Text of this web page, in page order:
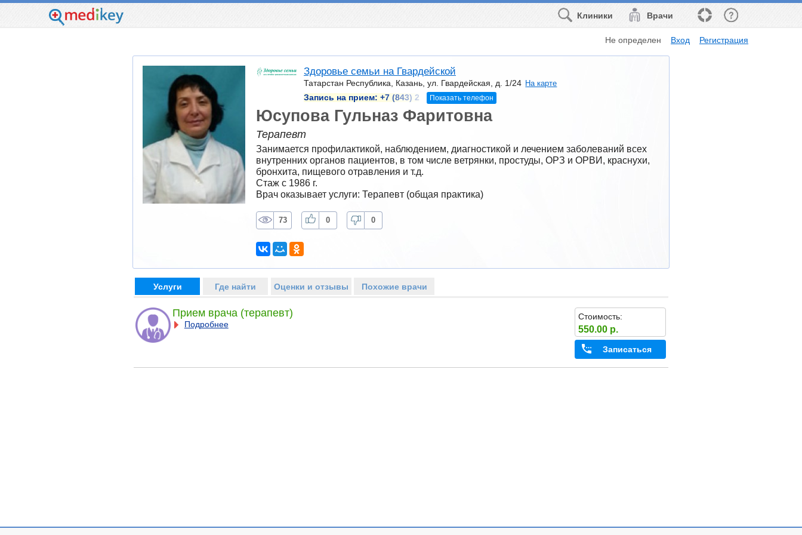
Врачи
Клиники
Не определен Вход Регистрация
Здоровье семьи на Гвардейской
Татарстан Республика, Казань, ул. Гвардейская, д. 1/24 На карте
Запись на прием: +7 (843) 2 Показать телефон
Юсупова Гульназ Фаритовна
Терапевт
Занимается профилактикой, наблюдением, диагностикой и лечением заболеваний всех
внутренних органов пациентов, в том числе ветрянки, простуды, ОРЗ и ОРВИ, краснухи,
бронхита, пищевого отравления и т.д.
Стаж с 1986 г.
Врач оказывает услуги: Терапевт (общая практика)
73 0 0
Услуги Где найти Оценки и отзывы Похожие врачи
Прием врача (терапевт)
Подробнее
Стоимость:
550.00 р.
Записаться